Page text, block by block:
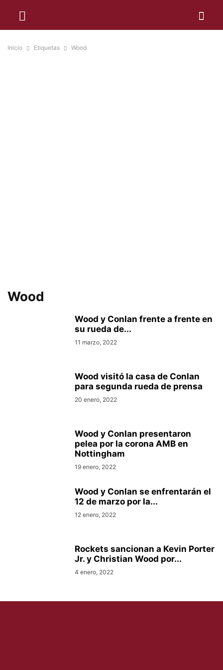
Inicio Etiquetas Wood
Wood
Wood y Conlan frente a frente en
su rueda de...
11 marzo, 2022
Wood visitó la casa de Conlan
para segunda rueda de prensa
20 enero, 2022
Wood y Conlan presentaron
pelea por la corona AMB en
Nottingham
19 enero, 2022
Wood y Conlan se enfrentarán el
12 de marzo por la...
12 enero, 2022
Rockets sancionan a Kevin Porter
Jr. y Christian Wood por...
4 enero, 2022